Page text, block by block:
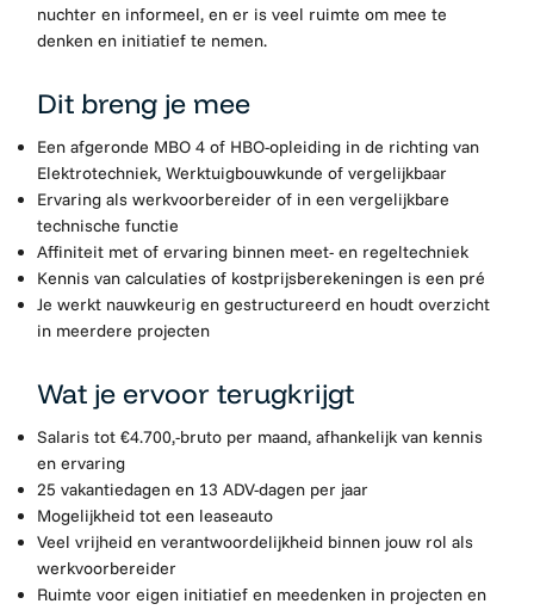
nuchter en informeel, en er is veel ruimte om mee te
denken en initiatief te nemen.
Dit breng je mee
Een afgeronde MBO 4 of HBO-opleiding in de richting van
Elektrotechniek, Werktuigbouwkunde of vergelijkbaar
Ervaring als werkvoorbereider of in een vergelijkbare
technische functie
Affiniteit met of ervaring binnen meet- en regeltechniek
Kennis van calculaties of kostprijsberekeningen is een pré
Je werkt nauwkeurig en gestructureerd en houdt overzicht
in meerdere projecten
Wat je ervoor terugkrijgt
Salaris tot €4.700,-bruto per maand, afhankelijk van kennis
en ervaring
25 vakantiedagen en 13 ADV-dagen per jaar
Mogelijkheid tot een leaseauto
Veel vrijheid en verantwoordelijkheid binnen jouw rol als
werkvoorbereider
Ruimte voor eigen initiatief en meedenken in projecten en